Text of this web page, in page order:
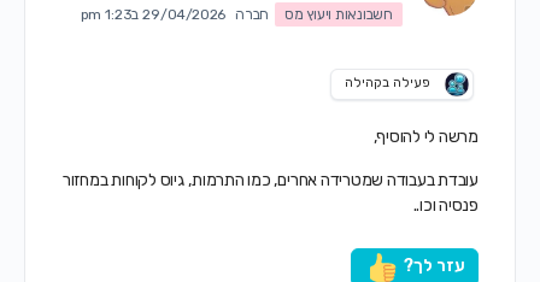
חשבונאות ויעוץ מס חברה 29/04/2026 ב1:23 pm
פעילה בקהילה
מרשה לי להוסיף,
עובדת בעבודה שמטרידה אחרים, כמו התרמות, גיוס לקוחות במחזור
פנסיה וכו..
עזר לך?